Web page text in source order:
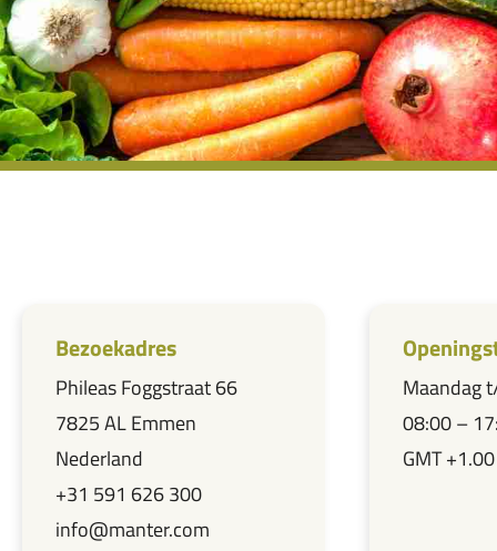
Bezoekadres
Phileas Foggstraat 66
7825 AL Emmen
Nederland
+31 591 626 300
info@manter.com
Maandag
08:00 –
GMT +1.00